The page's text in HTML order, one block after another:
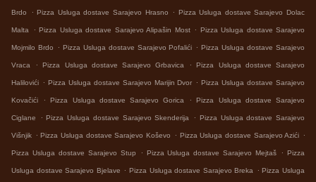
Brdo . Pizza Usluga dostave Sarajevo Hrasno . Pizza Usluga dostave Sarajevo Dolac
Malta . Pizza Usluga dostave Sarajevo Alipašin Most . Pizza Usluga dostave Sarajevo
Mojmilo Brdo . Pizza Usluga dostave Sarajevo Pofalići . Pizza Usluga dostave Sarajevo
Vraca . Pizza Usluga dostave Sarajevo Grbavica . Pizza Usluga dostave Sarajevo
Halilovići . Pizza Usluga dostave Sarajevo Marijin Dvor . Pizza Usluga dostave Sarajevo
Kovačići . Pizza Usluga dostave Sarajevo Gorica . Pizza Usluga dostave Sarajevo
Ciglane . Pizza Usluga dostave Sarajevo Skenderija . Pizza Usluga dostave Sarajevo
Višnjik . Pizza Usluga dostave Sarajevo Koševo . Pizza Usluga dostave Sarajevo Azići .
Pizza Usluga dostave Sarajevo Stup . Pizza Usluga dostave Sarajevo Mejtaš . Pizza
Usluga dostave Sarajevo Bjelave . Pizza Usluga dostave Sarajevo Breka . Pizza Usluga